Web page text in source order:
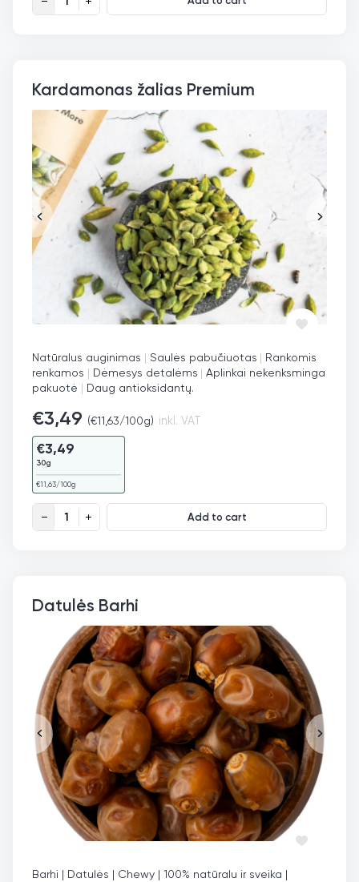
Kardamonas žalias Premium
Natūralus auginimas | Saulės pabučiuotas | Rankomis
renkamos | Dėmesys detalėms | Aplinkai nekenksminga
pakuotė | Daug antioksidantų.
€3,49 (€11,63/100g) inkl. VAT
€3,49
30g
€11,63/100g
Kardamonas žalias Premium quantity
Add to cart
Datulės Barhi
Barhi | Datulės | Chewy | 100% natūralu ir sveika |